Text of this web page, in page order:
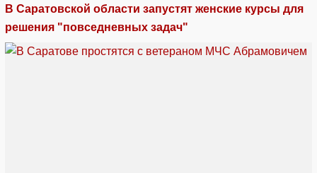
В Саратовской области запустят женские курсы для
решения "повседневных задач"